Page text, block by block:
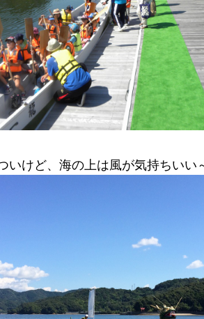
いけど、海の上は風が気持ちいい